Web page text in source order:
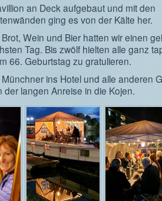
an Deck aufgebaut und mit den
ging es von der Kälte her.
Wein und Bier hatten wir einen
Tag. Bis zwölf hielten alle ganz
66. Geburtstag zu gratulieren.
ins Hotel und alle anderen
langen Anreise in die Kojen.